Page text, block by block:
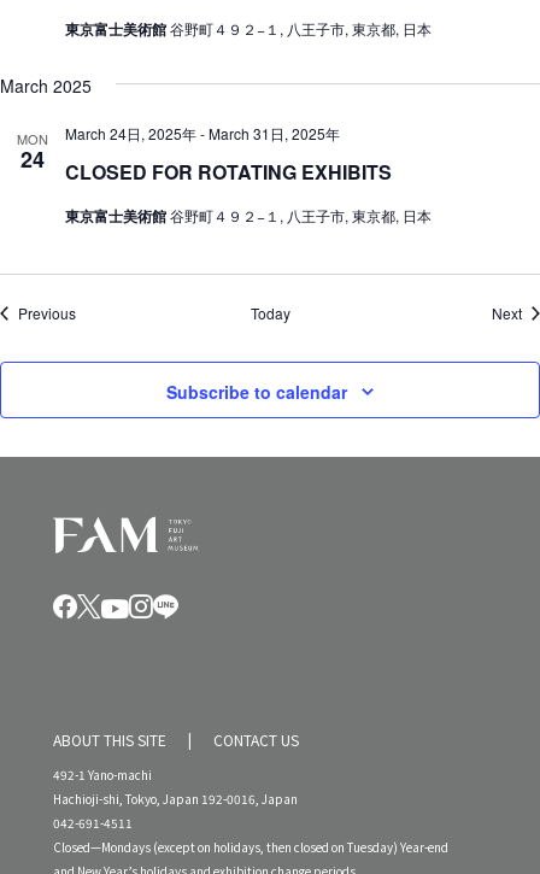
東京富士美術館谷野町４９２−１, 八王子市, 東京都, 日本
March 2025
MON
24 CLOSED FOR ROTATING EXHIBITS
March 24日, 2025年-March 31日, 2025年
東京富士美術館谷野町４９２−１, 八王子市, 東京都, 日本
PreviousEvents Today Next
Subscribe to calendar
ABOUT THIS SITE CONTACT US
492-1 Yano-machi
Hachioji-shi, Tokyo, Japan 192-0016, Japan
042-691-4511
Closed—Mondays (except on holidays, then closed on Tuesday) Year-end